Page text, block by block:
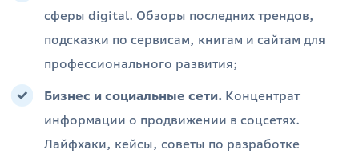
сферы digital. Обзоры последних трендов,
подсказки по сервисам, книгам и сайтам для
профессионального развития;
Бизнес и социальные сети. Концентрат
информации о продвижении в соцсетях.
Лайфхаки, кейсы, советы по разработке